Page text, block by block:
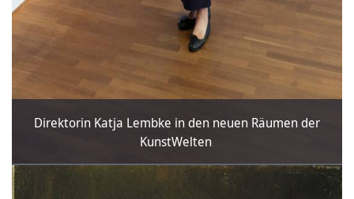
Direktorin Katja Lembke in den neuen Räumen der
KunstWelten